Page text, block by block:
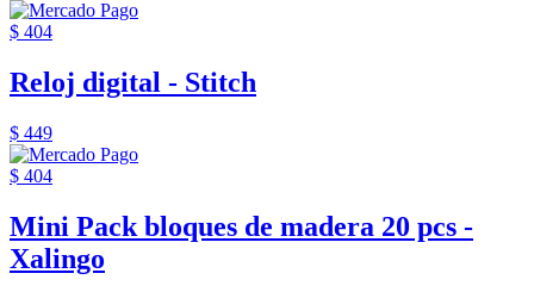
$ 404
Reloj digital - Stitch
$ 449
$ 404
Mini Pack bloques de madera 20 pcs -
Xalingo